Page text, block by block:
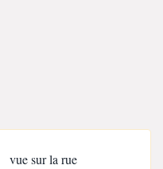
vue sur la rue